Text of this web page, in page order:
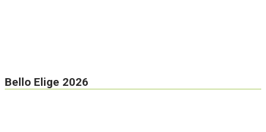
Bello Elige 2026